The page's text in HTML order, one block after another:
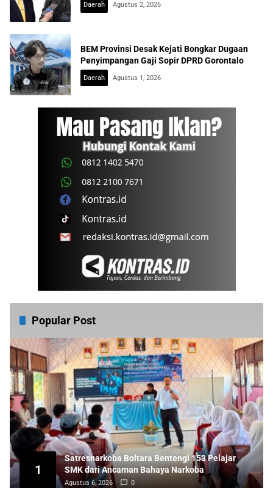
Daerah Agustus 2, 2026
BEM Provinsi Desak Kejati Bongkar Dugaan
Penyimpangan Gaji Sopir DPRD Gorontalo
Daerah Agustus 1, 2026
Popular Post
1
Satresnarkoba Boltara Bentengi 153 Pelajar
SMK dari Ancaman Bahaya Narkoba
Agustus 6, 2026 0